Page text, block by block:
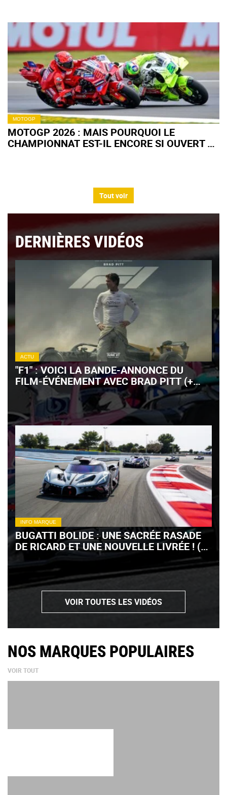
MOTOGP
MOTOGP 2026 : MAIS POURQUOI LE
CHAMPIONNAT EST-IL ENCORE SI OUVERT À
Tout voir
DERNIÈRES VIDÉOS
ACTU
"F1" : VOICI LA BANDE-ANNONCE DU
FILM-ÉVÉNEMENT AVEC BRAD PITT (+
VIDÉO)
INFO MARQUE
BUGATTI BOLIDE : UNE SACRÉE RASADE
DE RICARD ET UNE NOUVELLE LIVRÉE ! (+
VIDÉO)
VOIR TOUTES LES VIDÉOS
NOS MARQUES POPULAIRES
VOIR TOUT